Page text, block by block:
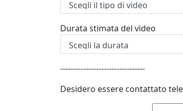
Durata stimata del video
---------------------------------
Desidero essere contattato